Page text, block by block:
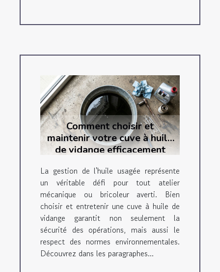
Comment choisir et
maintenir votre cuve à huile
de vidange efficacement
La gestion de l'huile usagée représente
un véritable défi pour tout atelier
mécanique ou bricoleur averti. Bien
choisir et entretenir une cuve à huile de
vidange garantit non seulement la
sécurité des opérations, mais aussi le
respect des normes environnementales.
Découvrez dans les paragraphes...